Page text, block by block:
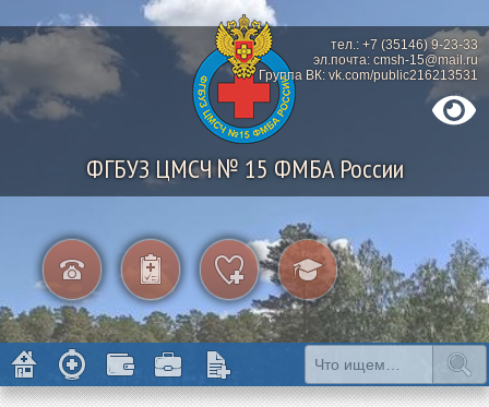
ФГБУЗ ЦМСЧ № 15 ФМБА России
тел.: +7 (35146) 9-23-33
эл.почта: cmsh-15@mail.ru
Группа ВК: vk.com/public216213531